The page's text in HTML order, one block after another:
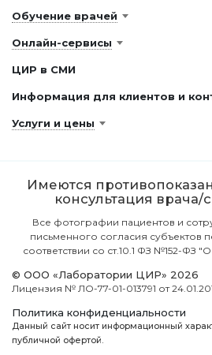
Обучение врачей
Онлайн-сервисы
ЦИР в СМИ
Информация для клиентов и
Услуги и цены
Имеются
консультация врача/
Все фотографии пациентов и
письменного согласия субъектов
соответствии со ст.10.1 ФЗ №152-ФЗ
© ООО «Лаборатории ЦИР» 2026
Лицензия № ЛО-77-01-013791 от
Политика конфиденциальности
Данный сайт носит информационный
публичной офертой.